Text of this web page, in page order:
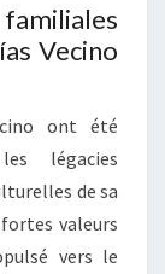
Vecino
ont été
légacies
de sa
valeurs
vers le